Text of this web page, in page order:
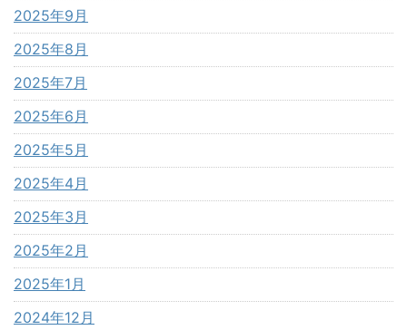
2025年9月
2025年8月
2025年7月
2025年6月
2025年5月
2025年4月
2025年3月
2025年2月
2025年1月
2024年12月